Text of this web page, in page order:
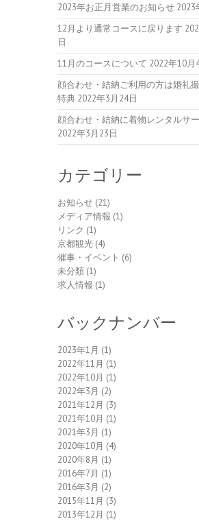
2023年お正月営業のお知らせ 2023
12月より通常コースに戻ります
日
11月のコースについて 2022年10月
顔合わせ・結納ご利用の方は婚礼
特典 2022年3月24日
顔合わせ・結納に着物レンタルサ
2022年3月23日
カテゴリー
お知らせ (21)
メディア情報 (1)
リンク (1)
京都観光 (4)
催事・イベント (6)
未分類 (1)
求人情報 (1)
バックナンバー
2023年1月 (1)
2022年11月 (1)
2022年10月 (1)
2022年3月 (2)
2021年12月 (3)
2021年10月 (1)
2021年3月 (1)
2020年10月 (4)
2020年8月 (1)
2016年7月 (1)
2016年3月 (2)
2015年11月 (3)
2013年12月 (1)